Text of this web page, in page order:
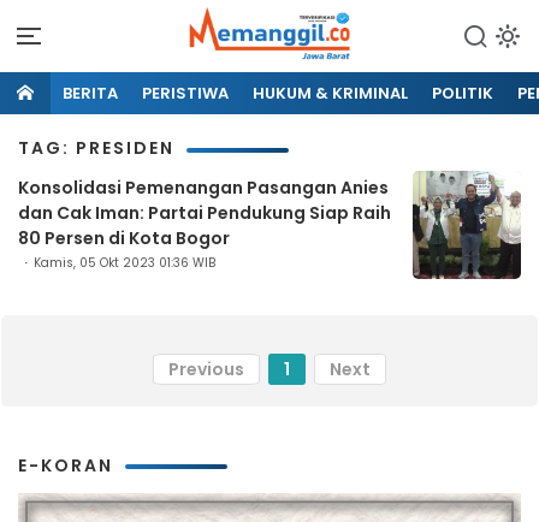
BERITA PERISTIWA HUKUM & KRIMINAL POLITIK
TAG: PRESIDEN
Konsolidasi Pemenangan Pasangan Anies
dan Cak Iman: Partai Pendukung Siap Raih
80 Persen di Kota Bogor
Kamis, 05 Okt 2023 01:36 WIB
Previous 1 Next
E-KORAN